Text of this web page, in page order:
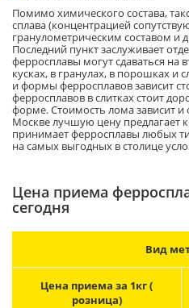
Помимо химического состава,
сплава (концентрацией
гранулометрическим составом и
Последний пункт заслуживает
ферросплавы могут сдаваться на
кусках, в гранулах, в порошках и
и формы ферросплавов зависит
ферросплавов в слитках стоит
форме. Стоимость лома зависит и
Москве лучшую цену предлагает
принимает ферросплавы любых
на самых выгодных в столице
Цена приема
сегодня
Вид
Цена приема за 1кг (
розница)